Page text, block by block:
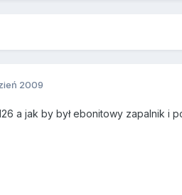
2009
a jak by był ebonitowy zapalnik i